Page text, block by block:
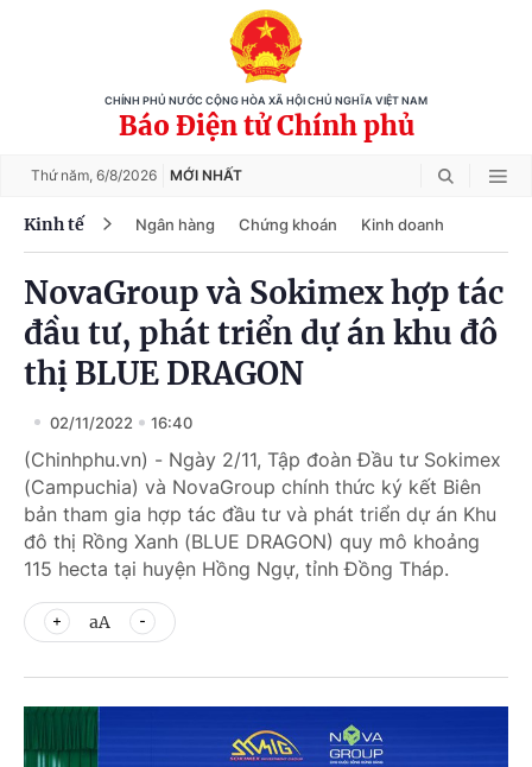
CHÍNH PHỦ NƯỚC CỘNG HÒA XÃ HỘI CHỦ NGHĨA VIỆT NAM
Báo Điện tử Chính phủ
Thứ năm, 6/8/2026 MỚI NHẤT
Kinh tế Ngân hàng Chứng khoán Kinh doanh
NovaGroup và Sokimex hợp tác
đầu tư, phát triển dự án khu đô
thị BLUE DRAGON
02/11/2022 16:40
(Chinhphu.vn) - Ngày 2/11, Tập đoàn Đầu tư Sokimex
(Campuchia) và NovaGroup chính thức ký kết Biên
bản tham gia hợp tác đầu tư và phát triển dự án Khu
đô thị Rồng Xanh (BLUE DRAGON) quy mô khoảng
115 hecta tại huyện Hồng Ngự, tỉnh Đồng Tháp.
aA